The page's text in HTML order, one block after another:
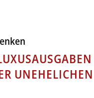
UNEHELICHEN